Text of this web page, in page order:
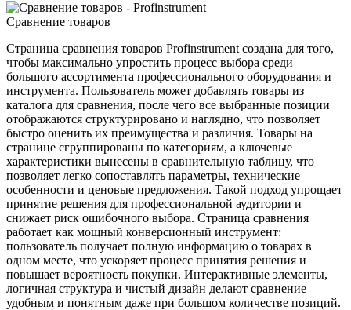
Сравнение товаров
Страница сравнения товаров Profinstrument создана для того,
чтобы максимально упростить процесс выбора среди
большого ассортимента профессионального оборудования и
инструмента. Пользователь может добавлять товары из
каталога для сравнения, после чего все выбранные позиции
отображаются структурировано и наглядно, что позволяет
быстро оценить их преимущества и различия. Товары на
странице сгруппированы по категориям, а ключевые
характеристики вынесены в сравнительную таблицу, что
позволяет легко сопоставлять параметры, технические
особенности и ценовые предложения. Такой подход упрощает
принятие решения для профессиональной аудитории и
снижает риск ошибочного выбора. Страница сравнения
работает как мощный конверсионный инструмент:
пользователь получает полную информацию о товарах в
одном месте, что ускоряет процесс принятия решения и
повышает вероятность покупки. Интерактивные элементы,
логичная структура и чистый дизайн делают сравнение
удобным и понятным даже при большом количестве позиций.